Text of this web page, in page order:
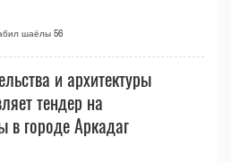
шаёлы 56
и архитектуры
тендер на
городе Аркадаг